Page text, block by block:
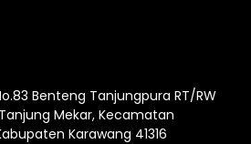
Benteng Tanjungpura RT/RW
Mekar, Kecamatan
Karawang 41316